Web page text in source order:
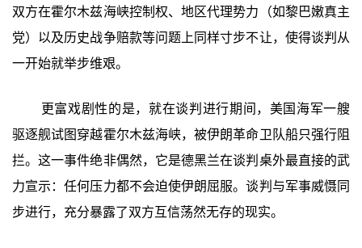
双方在霍尔木兹海峡控制权、地区代理势力（如黎巴嫩真主
党）以及历史战争赔款等问题上同样寸步不让，使得谈判从
一开始就举步维艰。
更富戏剧性的是，就在谈判进行期间，美国海军一艘
驱逐舰试图穿越霍尔木兹海峡，被伊朗革命卫队船只强行阻
拦。这一事件绝非偶然，它是德黑兰在谈判桌外最直接的武
力宣示：任何压力都不会迫使伊朗屈服。谈判与军事威慑同
步进行，充分暴露了双方互信荡然无存的现实。